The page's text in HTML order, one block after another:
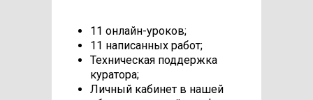
11 онлайн-уроков;
11 написанных работ;
Техническая поддержка
куратора;
Личный кабинет в нашей